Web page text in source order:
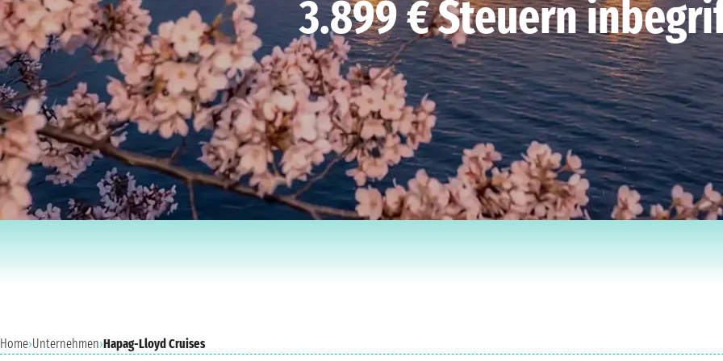
3.899 € Steuern
Home›Unternehmen›Hapag-Lloyd Cruises